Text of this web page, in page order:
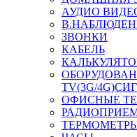
АУДИО
ЗВОНКИ
КАБЕЛЬ
TV(3G/
ОФИСНЫЕ